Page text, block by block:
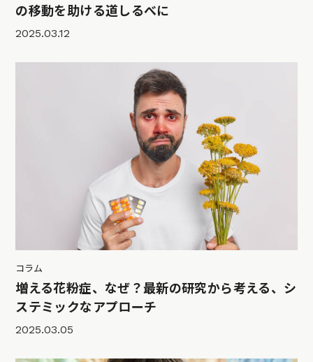
の移動を助ける道しるべに
2025.03.12
コラム
増える花粉症、なぜ？最新の研究から考える、シ
ステミックなアプローチ
2025.03.05